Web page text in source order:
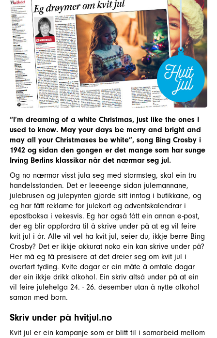
“I’m dreaming of a white Christmas, just like the ones I
used to know. May your days be merry and bright and
may all your Christmases be white”, song Bing Crosby i
1942 og sidan den gongen er det mange som har sunge
Irving Berlins klassikar når det nærmar seg jul.
Og no nærmar visst jula seg med stormsteg, skal ein tru
handelsstanden. Det er leeeenge sidan julemannane,
julebrusen og julepynten gjorde sitt inntog i butikkane, og
eg har fått reklame for julekort og adventskalendrar i
epostboksa i vekesvis. Eg har også fått ein annan e-post,
der eg blir oppfordra til å skrive under på at eg vil feire
kvit jul i år. Alle vil vel ha kvit jul, seier du, ikkje berre Bing
Crosby? Det er ikkje akkurat noko ein kan skrive under på?
Her må eg få presisere at det dreier seg om kvit jul i
overført tyding. Kvite dagar er ein måte å omtale dagar
der ein ikkje drikk alkohol. Ein skriv altså under på at ein
vil feire julehelga 24. - 26. desember utan å nytte alkohol
saman med born.
Skriv under på hvitjul.no
Kvit jul er ein kampanje som er blitt til i samarbeid mellom